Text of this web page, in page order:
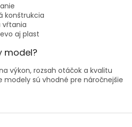
k
y
v
ý
p
s
u
konštrukcia
vŕtania
aj plast
model?
výkon, rozsah otáčok a kvalitu
modely sú vhodné pre náročnejšie